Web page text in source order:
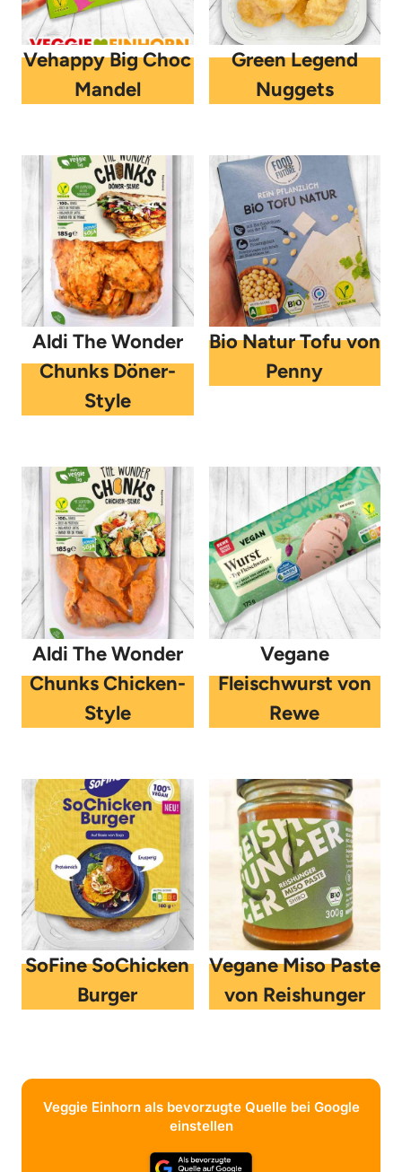
Vehappy Big Choc
Mandel
Green Legend
Nuggets
Aldi The Wonder
Chunks Döner-
Style
Bio Natur Tofu von
Penny
Aldi The Wonder
Chunks Chicken-
Style
Vegane
Fleischwurst von
Rewe
SoFine SoChicken
Burger
Vegane Miso Paste
von Reishunger
Veggie Einhorn als bevorzugte Quelle bei Google
einstellen